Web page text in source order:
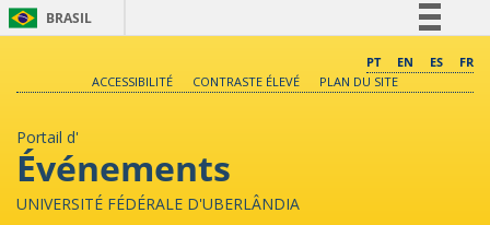
BRASIL
Comunica BR
PT EN ES
FR
ACCESSIBILITÉ
CONTRASTE ÉLEVÉ PLAN DU SITE
Portail d'
Événements
UNIVERSITÉ FÉDÉRALE D'UBERLÂNDIA